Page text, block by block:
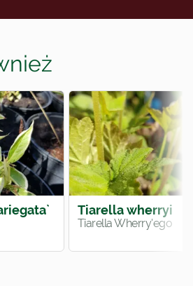
Tiarella wherryi
Tiarella Wherry'ego